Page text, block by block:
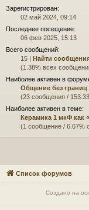
Зарегистрирован:
02 май 2024, 09:14
Последнее посещение:
06 фев 2025, 15:13
Всего сообщений:
15 | Найти
(1.38% всех
Наиболее активен в
Общение без границ
(23 сообщения /
Наиболее активен в теме:
Керамика 1 мкФ как
(1 сообщение / 6.67%
Список форумов
Создано на